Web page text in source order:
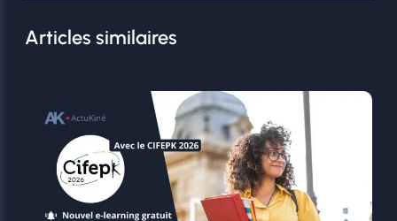
Articles similaires